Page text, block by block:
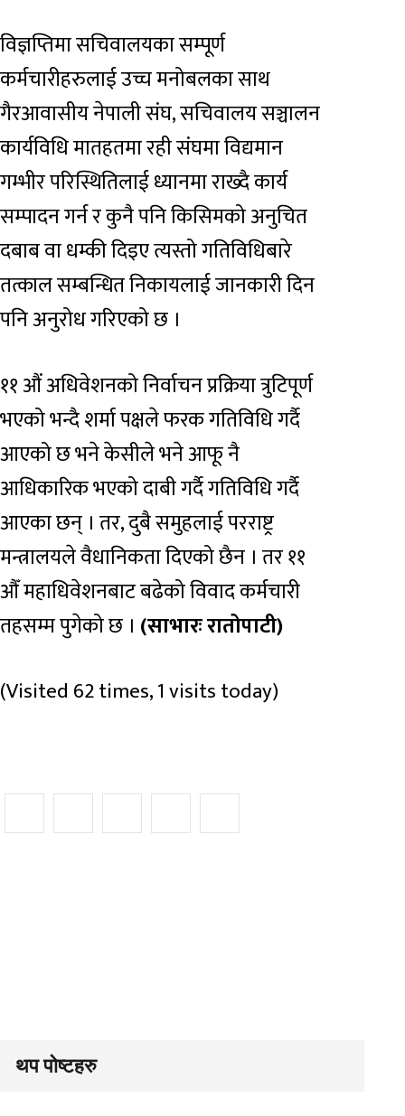
विज्ञप्तिमा सचिवालयका सम्पूर्ण
कर्मचारीहरुलाई उच्च मनोबलका साथ
गैरआवासीय नेपाली संघ, सचिवालय सञ्चालन
कार्यविधि मातहतमा रही संघमा विद्यमान
गम्भीर परिस्थितिलाई ध्यानमा राख्दै कार्य
सम्पादन गर्न र कुनै पनि किसिमको अनुचित
दबाब वा धम्की दिइए त्यस्तो गतिविधिबारे
तत्काल सम्बन्धित निकायलाई जानकारी दिन
पनि अनुरोध गरिएको छ ।
११ औं अधिवेशनको निर्वाचन प्रक्रिया त्रुटिपूर्ण
भएको भन्दै शर्मा पक्षले फरक गतिविधि गर्दै
आएको छ भने केसीले भने आफू नै
आधिकारिक भएको दाबी गर्दै गतिविधि गर्दै
आएका छन् । तर, दुबै समुहलाई परराष्ट्र
मन्त्रालयले वैधानिकता दिएको छैन । तर ११ ‍
औँ महाधिवेशनबाट बढेको विवाद कर्मचारी
तहसम्म पुगेको छ । (साभारः रातोपाटी)
(Visited 62 times, 1 visits today)
थप पोष्टहरु